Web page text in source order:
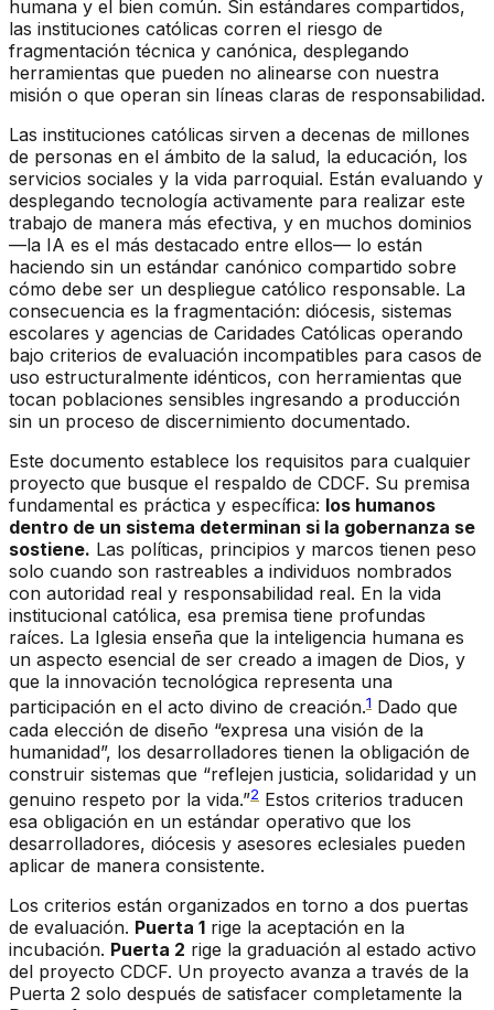
humana y el bien común. Sin estándares compartidos,
las instituciones católicas corren el riesgo de
fragmentación técnica y canónica, desplegando
herramientas que pueden no alinearse con nuestra
misión o que operan sin líneas claras de responsabilidad.
Las instituciones católicas sirven a decenas de millones
de personas en el ámbito de la salud, la educación, los
servicios sociales y la vida parroquial. Están evaluando y
desplegando tecnología activamente para realizar este
trabajo de manera más efectiva, y en muchos dominios
—la IA es el más destacado entre ellos— lo están
haciendo sin un estándar canónico compartido sobre
cómo debe ser un despliegue católico responsable. La
consecuencia es la fragmentación: diócesis, sistemas
escolares y agencias de Caridades Católicas operando
bajo criterios de evaluación incompatibles para casos de
uso estructuralmente idénticos, con herramientas que
tocan poblaciones sensibles ingresando a producción
sin un proceso de discernimiento documentado.
Este documento establece los requisitos para cualquier
proyecto que busque el respaldo de CDCF. Su premisa
fundamental es práctica y específica: los humanos
dentro de un sistema determinan si la gobernanza se
sostiene. Las políticas, principios y marcos tienen peso
solo cuando son rastreables a individuos nombrados
con autoridad real y responsabilidad real. En la vida
institucional católica, esa premisa tiene profundas
raíces. La Iglesia enseña que la inteligencia humana es
un aspecto esencial de ser creado a imagen de Dios, y
que la innovación tecnológica representa una
participación en el acto divino de creación.1 Dado que
cada elección de diseño “expresa una visión de la
humanidad”, los desarrolladores tienen la obligación de
construir sistemas que “reflejen justicia, solidaridad y un
genuino respeto por la vida.”2 Estos criterios traducen
esa obligación en un estándar operativo que los
desarrolladores, diócesis y asesores eclesiales pueden
aplicar de manera consistente.
Los criterios están organizados en torno a dos puertas
de evaluación. Puerta 1 rige la aceptación en la
incubación. Puerta 2 rige la graduación al estado activo
del proyecto CDCF. Un proyecto avanza a través de la
Puerta 2 solo después de satisfacer completamente la